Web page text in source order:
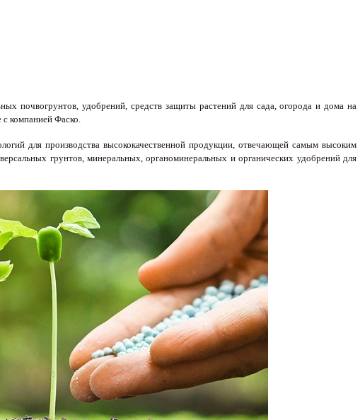
почвогрунтов, удобрений, средств защиты растений для сада, огорода и дома на
компанией Фаско.
для производства высококачественной продукции, отвечающей самым высоким
грунтов, минеральных, органоминеральных и органических удобрений для